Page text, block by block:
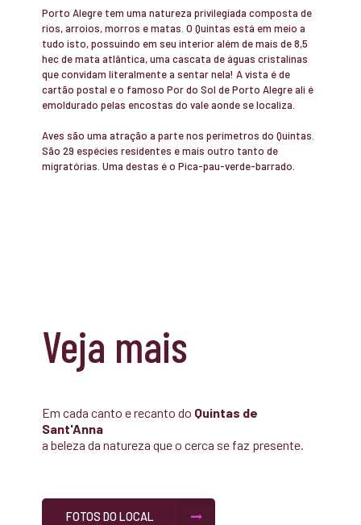
Porto Alegre tem uma natureza privilegiada composta de
rios, arroios, morros e matas. O Quintas está em meio a
tudo isto, possuindo em seu interior além de mais de 8,5
hec de mata atlântica, uma cascata de águas cristalinas
que convidam literalmente a sentar nela! A vista é de
cartão postal e o famoso Por do Sol de Porto Alegre ali é
emoldurado pelas encostas do vale aonde se localiza.
Aves são uma atração a parte nos perímetros do Quintas.
São 29 espécies residentes e mais outro tanto de
migratórias. Uma destas é o Pica-pau-verde-barrado.
Veja mais
Em cada canto e recanto do Quintas de
Sant'Anna
a beleza da natureza que o cerca se faz presente.
FOTOS DO LOCAL